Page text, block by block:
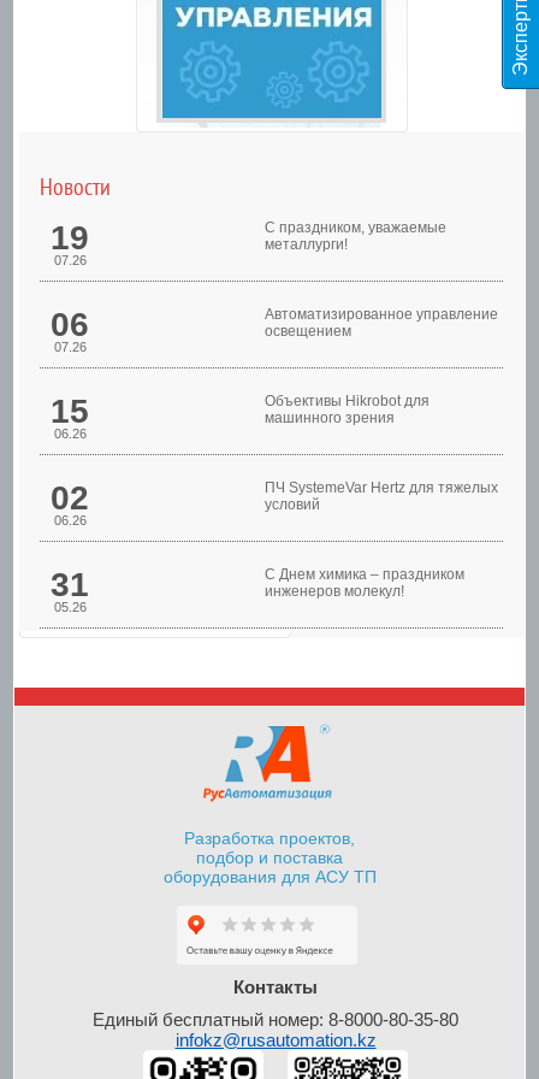
Шкафы управления
Шкафы контроля и
Новости
19
07.26
С праздником, уважаемые
металлурги!
06
07.26
Автоматизированное управление
освещением
15
06.26
Объективы Hikrobot для
машинного зрения
02
06.26
ПЧ SystemeVar Hertz для тяжелых
условий
31
05.26
С Днем химика – праздником
инженеров молекул!
Разработка проектов,
подбор и поставка
оборудования для АСУ ТП
Контакты
Единый бесплатный номер: 8-8000-80-35-80
infokz@rusautomation.kz